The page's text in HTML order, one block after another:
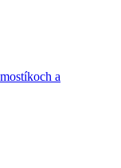
a